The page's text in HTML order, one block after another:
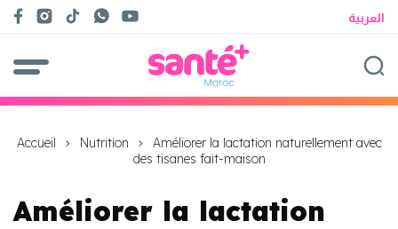
العربية
Accueil Nutrition
Améliorer la lactation naturellement avec
des tisanes fait-maison
Améliorer la lactation